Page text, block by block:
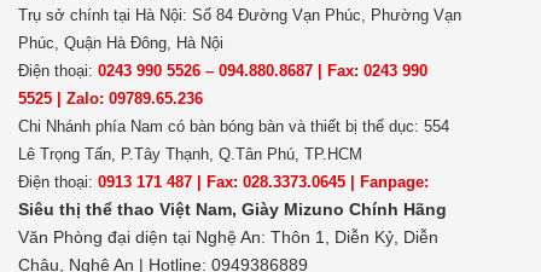
Trụ sở chính tại Hà Nội: Số 84 Đường Vạn Phúc, Phường Vạn
Phúc, Quận Hà Đông, Hà Nội
Điện thoại: 0243 990 5526 – 094.880.8687 | Fax: 0243 990
5525 | Zalo: 09789.65.236
Chi Nhánh phía Nam có bàn bóng bàn và thiết bị thể dục: 554
Lê Trọng Tấn, P.Tây Thạnh, Q.Tân Phú, TP.HCM
Điện thoại: 0913 171 487 | Fax: 028.3373.0645 | Fanpage:
Siêu thị thể thao Việt Nam, Giày Mizuno Chính Hãng
Văn Phòng đại diện tại Nghệ An: Thôn 1, Diễn Kỷ, Diễn
Châu, Nghệ An | Hotline: 0949386889